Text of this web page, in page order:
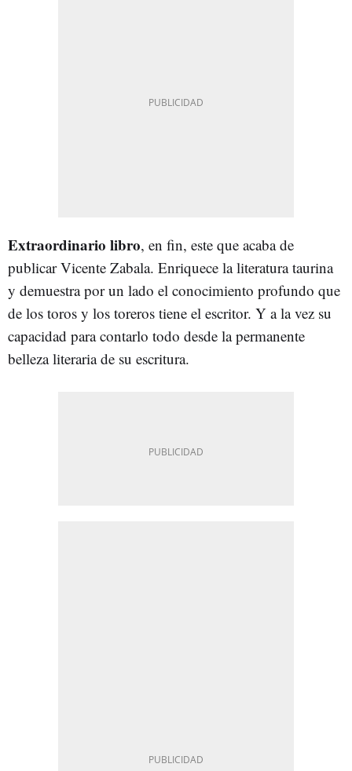
Extraordinario libro, en fin, este que acaba de
publicar Vicente Zabala. Enriquece la literatura taurina
y demuestra por un lado el conocimiento profundo que
de los toros y los toreros tiene el escritor. Y a la vez su
capacidad para contarlo todo desde la permanente
belleza literaria de su escritura.